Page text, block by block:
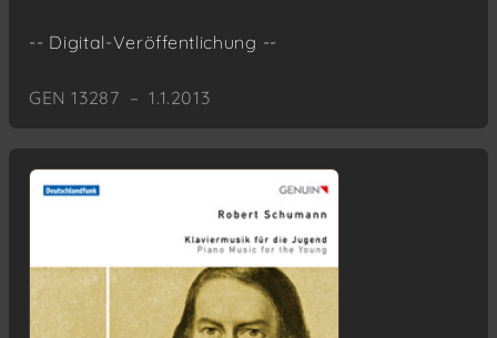
-- Digital-Veröffentlichung --
GEN 13287 – 1.1.2013